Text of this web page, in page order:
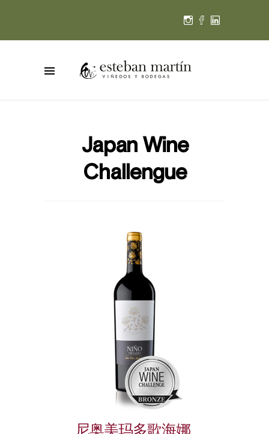
Japan Wine
Challengue
尼奥美玛多歌海娜